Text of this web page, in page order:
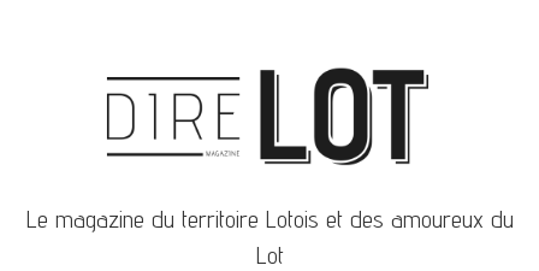
Le magazine du territoire Lotois et des amoureux du
Lot